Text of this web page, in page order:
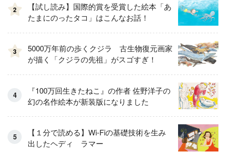
2
【試し読み】国際的賞を受賞した絵本「あ
たまにのったタコ」はこんなお話！
3
5000万年前の歩くクジラ 古生物復元画家
が描く「クジラの先祖」がスゴすぎ！
『100万回生きたねこ』の作者 佐野洋子の
幻の名作絵本が新装版になりました
【１分で読める】Wi-Fiの基礎技術を生み
出したヘディ゠ラマー